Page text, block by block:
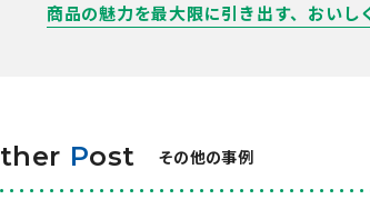
商品の魅力を最大限に引き出す、おいし
ther Post その他の事例